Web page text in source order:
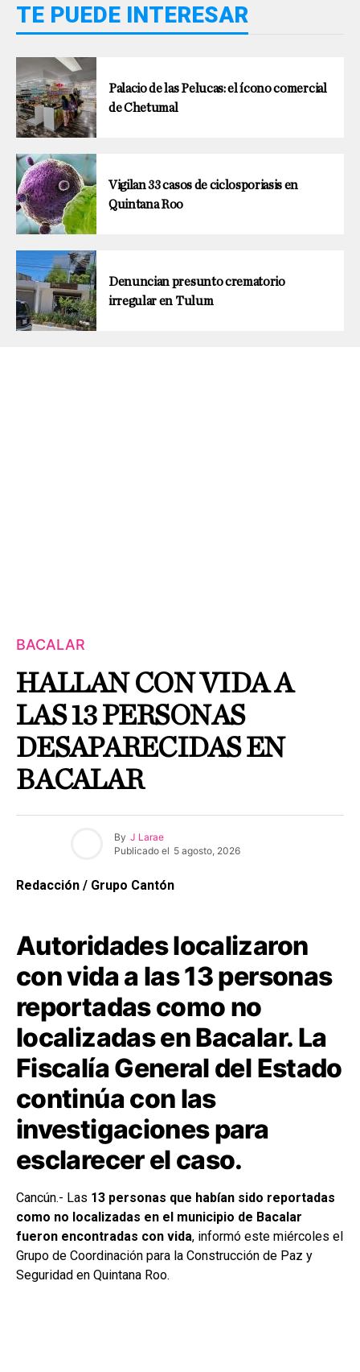
TE PUEDE INTERESAR
Palacio de las Pelucas: el ícono comercial
de Chetumal
Vigilan 33 casos de ciclosporiasis en
Quintana Roo
Denuncian presunto crematorio
irregular en Tulum
BACALAR
HALLAN CON VIDA A
LAS 13 PERSONAS
DESAPARECIDAS EN
BACALAR
By J Larae
Publicado el 5 agosto, 2026
Redacción / Grupo Cantón
Autoridades localizaron
con vida a las 13 personas
reportadas como no
localizadas en Bacalar. La
Fiscalía General del Estado
continúa con las
investigaciones para
esclarecer el caso.
Cancún.- Las 13 personas que habían sido reportadas
como no localizadas en el municipio de Bacalar
fueron encontradas con vida, informó este miércoles el
Grupo de Coordinación para la Construcción de Paz y
Seguridad en Quintana Roo.